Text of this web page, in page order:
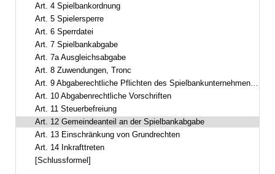
Art. 4 Spielbankordnung
Art. 5 Spielersperre
Art. 6 Sperrdatei
Art. 7 Spielbankabgabe
Art. 7a Ausgleichsabgabe
Art. 8 Zuwendungen, Tronc
Art. 9 Abgaberechtliche Pflichten des Spielbankunternehmens, Fälligkeit der Abgaben
Art. 10 Abgabenrechtliche Vorschriften
Art. 11 Steuerbefreiung
Art. 12 Gemeindeanteil an der Spielbankabgabe
Art. 13 Einschränkung von Grundrechten
Art. 14 Inkrafttreten
[Schlussformel]